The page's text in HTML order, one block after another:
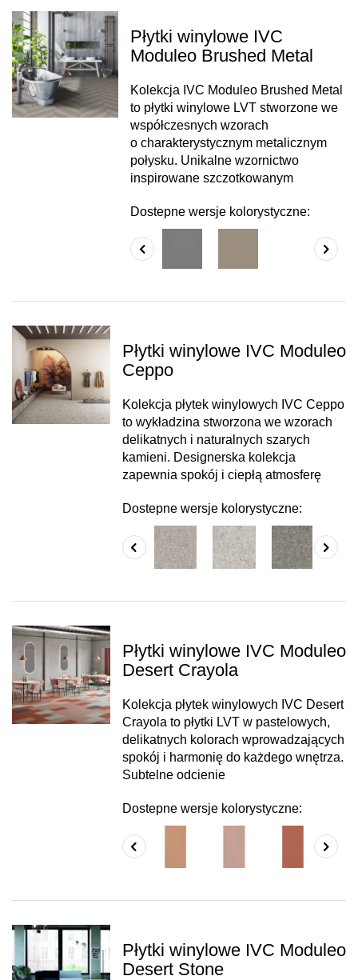
Płytki winylowe IVC
Moduleo Brushed Metal
Kolekcja IVC Moduleo Brushed Metal
to płytki winylowe LVT stworzone we
współczesnych wzorach
o charakterystycznym metalicznym
połysku. Unikalne wzornictwo
inspirowane szczotkowanym
Dostepne wersje kolorystyczne:
Płytki winylowe IVC Moduleo
Ceppo
Kolekcja płytek winylowych IVC Ceppo
to wykładzina stworzona we wzorach
delikatnych i naturalnych szarych
kamieni. Designerska kolekcja
zapewnia spokój i ciepłą atmosferę
Dostepne wersje kolorystyczne:
Płytki winylowe IVC Moduleo
Desert Crayola
Kolekcja płytek winylowych IVC Desert
Crayola to płytki LVT w pastelowych,
delikatnych kolorach wprowadzających
spokój i harmonię do każdego wnętrza.
Subtelne odcienie
Dostepne wersje kolorystyczne:
Płytki winylowe IVC Moduleo
Desert Stone